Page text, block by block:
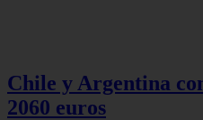
Chile y Argentina
2060 euros